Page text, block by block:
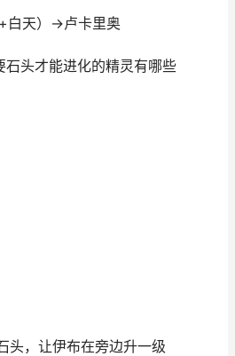
白天）→卢卡里奥
头才能进化的精灵有哪些
头，让伊布在旁边升一级